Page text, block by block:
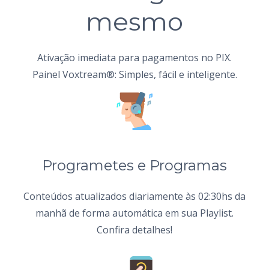
mesmo
Ativação imediata para pagamentos no PIX.
Painel Voxtream®: Simples, fácil e inteligente.
Programetes e Programas
Conteúdos atualizados diariamente às 02:30hs da
manhã de forma automática em sua Playlist.
Confira detalhes!